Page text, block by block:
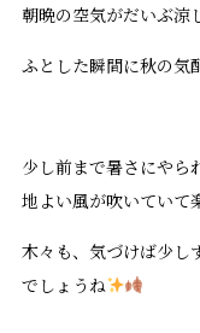
朝晩の空気がだいぶ涼
ふとした瞬間に秋の気
少し前まで暑さにやら
地よい風が吹いていて
木々も、気づけば少し
でしょうね